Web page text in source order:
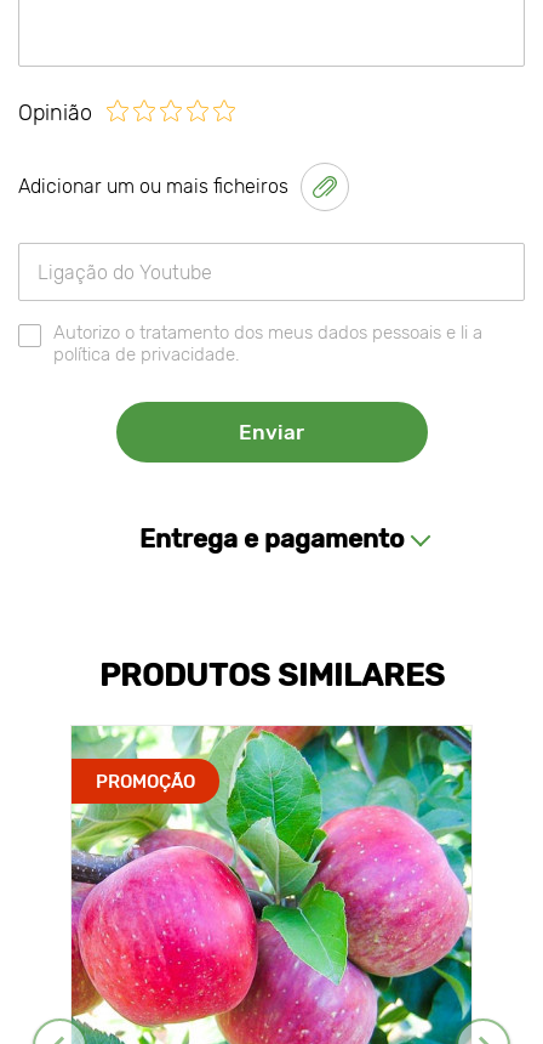
Opinião
Adicionar um ou mais ficheiros
Autorizo o tratamento dos meus dados pessoais e li a
política de privacidade.
Entrega e pagamento
PRODUTOS SIMILARES
PROMOÇÃO